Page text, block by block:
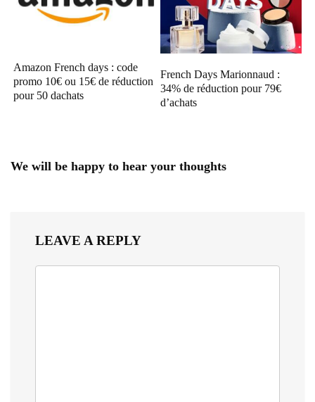
Amazon French days : code
promo 10€ ou 15€ de réduction
pour 50 dachats
French Days Marionnaud :
34% de réduction pour 79€
d’achats
We will be happy to hear your thoughts
LEAVE A REPLY